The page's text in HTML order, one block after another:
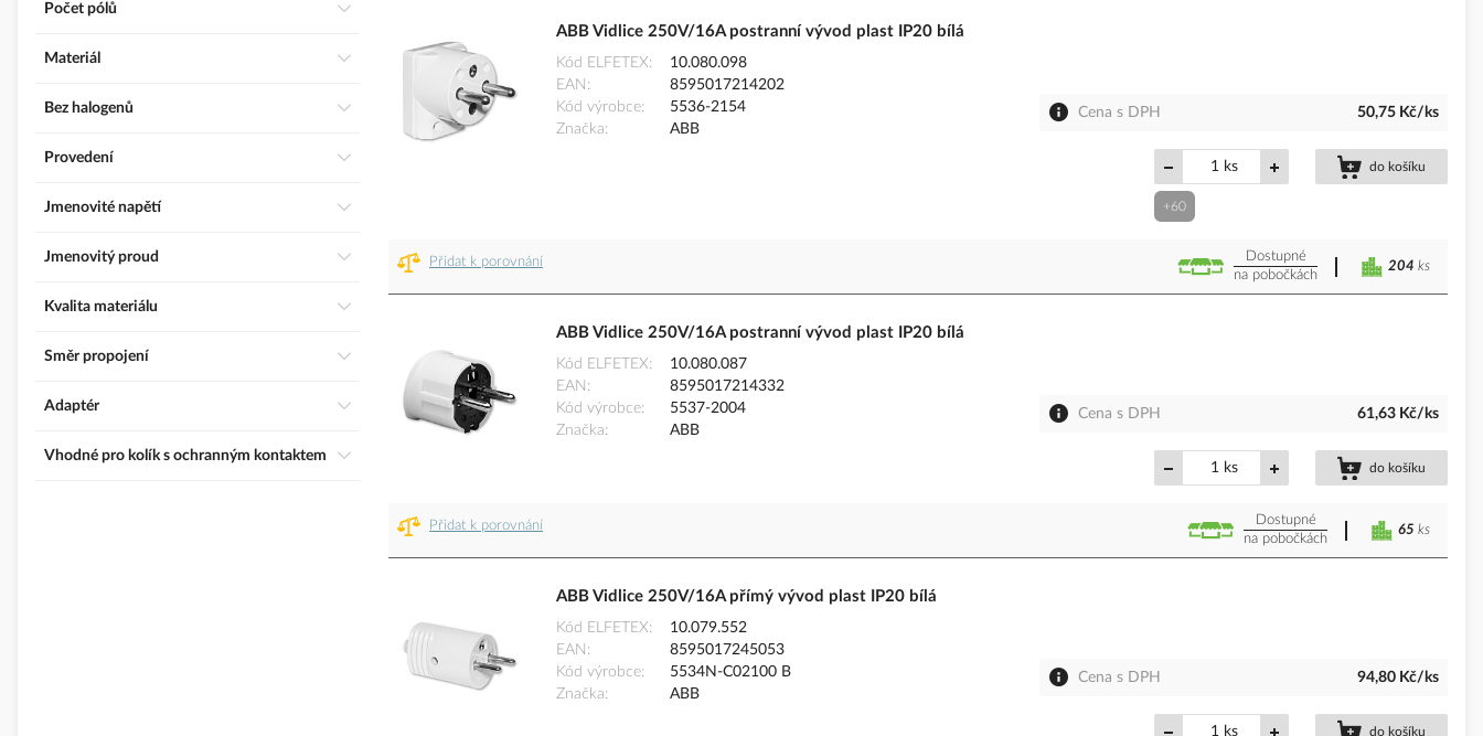
ABB Vidlice 250V/16A postranní vývod plast IP20 bílá
Kód ELFETEX
10.080.098
EAN
8595017214202
Kód výrobce
5536-2154
Značka
ABB
Cena s DPH 50,75 Kč/ks
ks do košíku
+60
Přidat k porovnání
Dostupné
na pobočkách
204 ks
ABB Vidlice 250V/16A postranní vývod plast IP20 bílá
Kód ELFETEX
10.080.087
EAN
8595017214332
Kód výrobce
5537-2004
Značka
ABB
Cena s DPH 61,63 Kč/ks
ks do košíku
Přidat k porovnání
Dostupné
na pobočkách
65 ks
ABB Vidlice 250V/16A přímý vývod plast IP20 bílá
Kód ELFETEX
10.079.552
EAN
8595017245053
Kód výrobce
5534N-C02100 B
Značka
ABB
Cena s DPH 94,80 Kč/ks
ks do košíku
Počet pólů
Materiál
Bez halogenů
Provedení
Jmenovité napětí
Jmenovitý proud
Kvalita materiálu
Směr propojení
Adaptér
Vhodné pro kolík s ochranným kontaktem